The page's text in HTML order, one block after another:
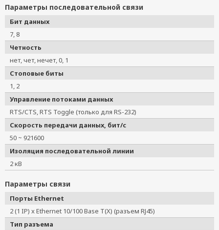
Параметры последовательной связи
Бит данных
7, 8
Четность
нет, чет, нечет, 0, 1
Стоповые биты
1, 2
Управление потоками данных
RTS/CTS, RTS Toggle (только для RS-232)
Скорость передачи данных, бит/с
50 ~ 921600
Изоляция последовательной линии
2 кВ
Параметры связи
Порты Ethernet
2 (1 IP) x Ethernet 10/100 Base T(X) (разъем RJ45)
Тип разъема